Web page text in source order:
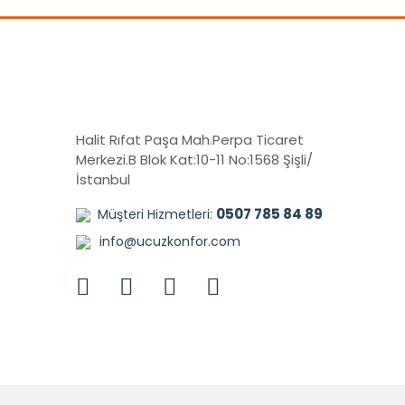
Halit Rıfat Paşa Mah.Perpa Ticaret
Merkezi.B Blok Kat:10-11 No:1568 Şişli/
İstanbul
Müşteri Hizmetleri: 0507 785 84 89
info@ucuzkonfor.com